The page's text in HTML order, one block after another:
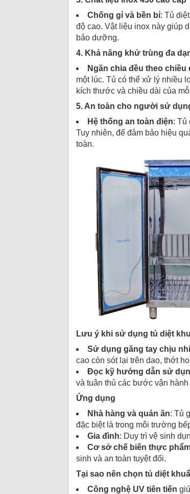
Chống gỉ và bền bỉ: Tủ
độ cao. Vật liệu inox này giúp
bảo dưỡng.
4. Khả năng khử trùng đa
Ngăn chia đều theo chiều
một lúc. Tủ có thể xử lý nhiều
kích thước và chiều dài của
5. An toàn cho người sử
Hệ thống an toàn điện: Tủ
Tuy nhiên, để đảm bảo hiệu
toàn.
Lưu ý khi sử dụng tủ diệt
Sử dụng găng tay chịu
cao còn sót lại trên dao, thớt
Đọc kỹ hướng dẫn sử
và tuân thủ các bước vận hành
Ứng dụng
Nhà hàng và quán ăn: Tủ
đặc biệt là trong môi trường
Gia đình: Duy trì vệ sinh
Cơ sở chế biến thực
sinh và an toàn tuyệt đối.
Tại sao nên chọn tủ diệt
Công nghệ UV tiên tiến